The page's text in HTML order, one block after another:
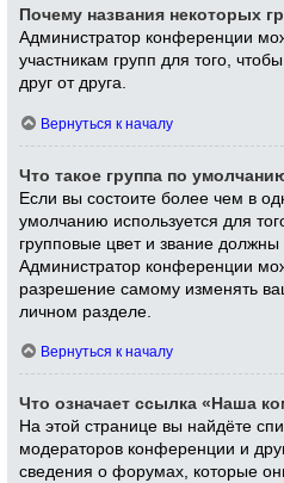
Почему названия некоторых
Администратор конференции
участникам групп для того,
друг от друга.
Вернуться к началу
Что такое группа по
Если вы состоите более чем в
умолчанию используется для
групповые цвет и звание
Администратор конференции
разрешение самому изменять
личном разделе.
Вернуться к началу
Что означает ссылка «Наша
На этой странице вы найдёте
модераторов конференции и
сведения о форумах, которые